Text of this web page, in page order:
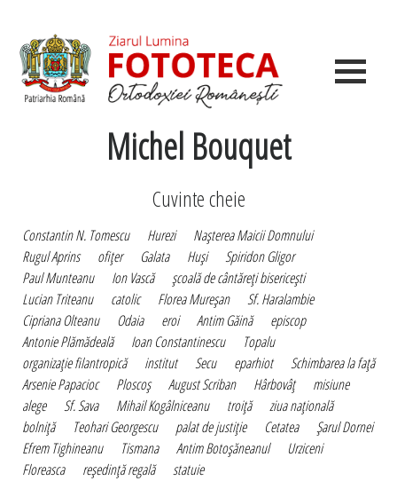
Michel Bouquet
Cuvinte cheie
Constantin N. Tomescu Hurezi
Naşterea Maicii Domnului
Rugul Aprins
ofiţer Galata Huşi
Spiridon Gligor
Paul Munteanu
Ion Vască
şcoală de cântăreţi bisericeşti
Lucian Triteanu
catolic Florea Mureşan
Sf. Haralambie
Cipriana Olteanu
Odaia eroi Antim Găină
episcop
Antonie Plămădeală
Ioan Constantinescu
Topalu
organizaţie filantropică
institut Secu eparhiot
Schimbarea la faţă
Arsenie Papacioc
Ploscoş August Scriban Hârbovâţ
misiune
alege
Sf. Sava Mihail Kogâlniceanu troiţă
ziua naţională
bolniţă
Teohari Georgescu palat de justiţie Cetatea
Şarul Dornei
Efrem Tighineanu
Tismana Antim Botoşăneanul
Urziceni
Floreasca
reşedinţă regală statuie